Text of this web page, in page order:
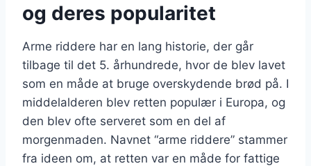
og deres popularitet
Arme riddere har en lang historie, der går
tilbage til det 5. århundrede, hvor de blev lavet
som en måde at bruge overskydende brød på. I
middelalderen blev retten populær i Europa, og
den blev ofte serveret som en del af
morgenmaden. Navnet “arme riddere” stammer
fra ideen om, at retten var en måde for fattige